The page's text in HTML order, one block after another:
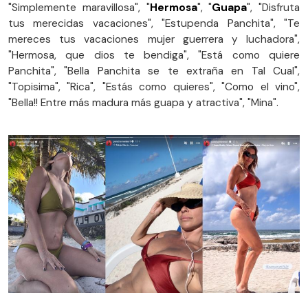
"Simplemente maravillosa", "Hermosa", "Guapa", "Disfruta
tus merecidas vacaciones", "Estupenda Panchita", "Te
mereces tus vacaciones mujer guerrera y luchadora",
"Hermosa, que dios te bendiga", "Está como quiere
Panchita", "Bella Panchita se te extraña en Tal Cual",
"Topisima", "Rica", "Estás como quieres", "Como el vino",
"Bella!! Entre más madura más guapa y atractiva", "Mina".